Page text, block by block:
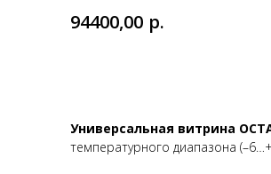
94400,00 р.
Универсальная витрина
температурного диапазона